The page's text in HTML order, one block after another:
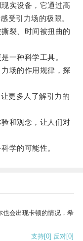
实设备，它通过高
受引力场的极限。
裂、时间被扭曲的
一种科学工具。
场的作用规律，探
更多人了解引力的
和观念，让人们对
学的可能性。
也会出现卡顿的情况，希
支持[0] 反对[0]